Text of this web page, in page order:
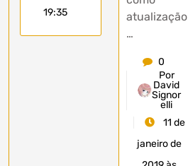
19:35
atualização
…
0
Por
David
Signor
elli
11 de
janeiro de